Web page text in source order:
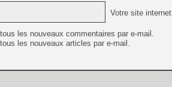
Votre site internet
les nouveaux commentaires par e-mail.
les nouveaux articles par e-mail.